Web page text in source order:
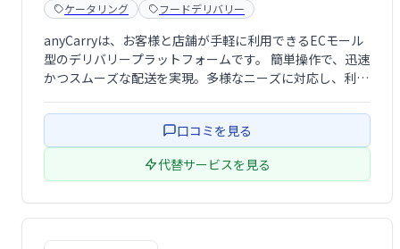
ケータリング フードデリバリー
anyCarryは、お客様と店舗が手軽に利用できるECモール
型のデリバリープラットフォームです。 簡単操作で、迅速
かつスムーズな配送を実現。多様なニーズに対応し、利便
で活用可能です。
口コミを見る
代替サービスを見る